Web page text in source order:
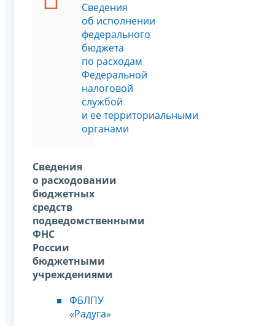
Сведения
об исполнении
федерального
бюджета
по расходам
Федеральной
налоговой
службой
и ее территориальными
органами
Сведения
о расходовании
бюджетных
средств
подведомственными
ФНС
России
бюджетными
учреждениями
ФБЛПУ
«Радуга»